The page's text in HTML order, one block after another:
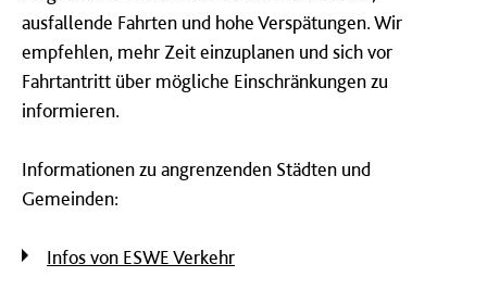
ausfallende Fahrten und hohe Verspätungen. Wir
empfehlen, mehr Zeit einzuplanen und sich vor
Fahrtantritt über mögliche Einschränkungen zu
informieren.
Informationen zu angrenzenden Städten und
Gemeinden:
Infos von ESWE Verkehr